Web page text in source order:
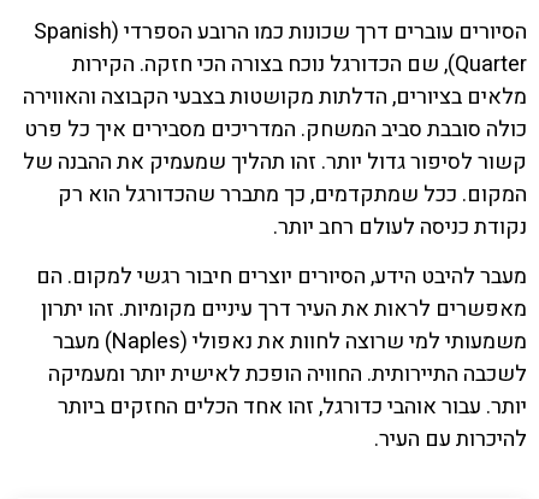
הסיורים עוברים דרך שכונות כמו הרובע הספרדי (Spanish
Quarter), שם הכדורגל נוכח בצורה הכי חזקה. הקירות
מלאים בציורים, הדלתות מקושטות בצבעי הקבוצה והאווירה
כולה סובבת סביב המשחק. המדריכים מסבירים איך כל פרט
קשור לסיפור גדול יותר. זהו תהליך שמעמיק את ההבנה של
המקום. ככל שמתקדמים, כך מתברר שהכדורגל הוא רק
נקודת כניסה לעולם רחב יותר.
מעבר להיבט הידע, הסיורים יוצרים חיבור רגשי למקום. הם
מאפשרים לראות את העיר דרך עיניים מקומיות. זהו יתרון
משמעותי למי שרוצה לחוות את נאפולי (Naples) מעבר
לשכבה התיירותית. החוויה הופכת לאישית יותר ומעמיקה
יותר. עבור אוהבי כדורגל, זהו אחד הכלים החזקים ביותר
להיכרות עם העיר.